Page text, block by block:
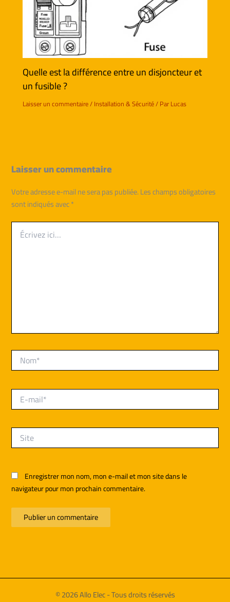
Quelle est la différence entre un disjoncteur et
un fusible ?
Laisser un commentaire/Installation & Sécurité/ ParLucas
Laisser un commentaire
Votre adresse e-mail ne sera pas publiée.Les champs obligatoires
sont indiqués avec*
Écrivez
ici…
Nom*
E-
mail*
Site
Enregistrer mon nom, mon e-mail et mon site dans le
navigateur pour mon prochain commentaire.
© 2026 Allo Elec - Tous droits réservés